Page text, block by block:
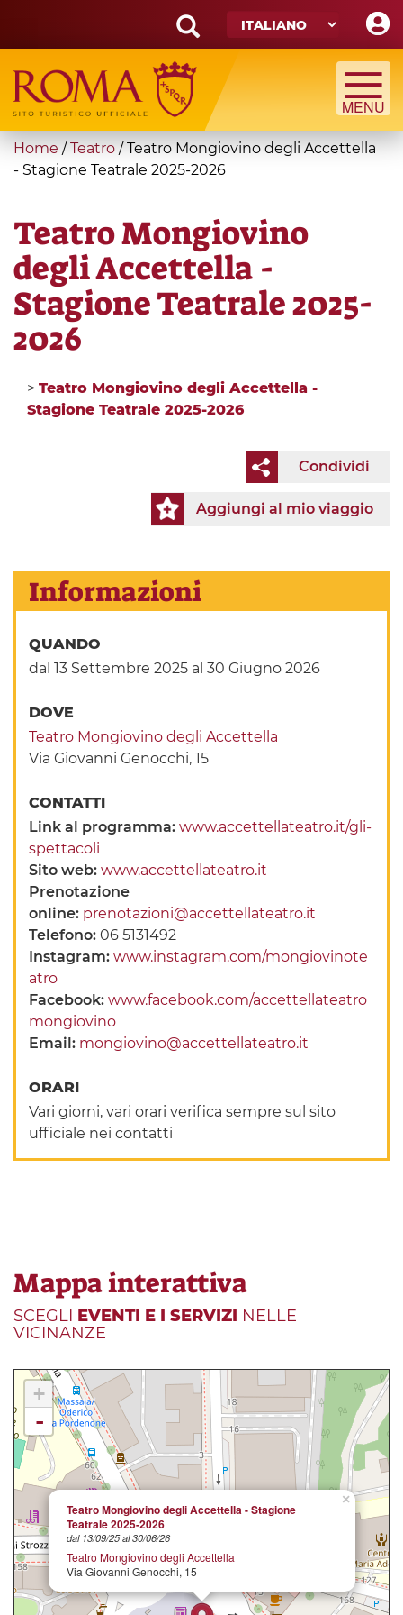
main
content
Search
form
Cerca
You
are
Home / Teatro /Teatro Mongiovino degli Accettella
- Stagione Teatrale 2025-2026
Teatro Mongiovino
degli Accettella -
Stagione Teatrale 2025-
2026
> Teatro Mongiovino degli Accettella -
Stagione Teatrale 2025-2026
Condividi
Aggiungi al mio viaggio
Informazioni
QUANDO
dal 13 Settembre 2025 al 30 Giugno 2026
DOVE
Teatro Mongiovino degli Accettella
Via Giovanni Genocchi, 15
CONTATTI
Link al programma:www.accettellateatro.it/gli-
spettacoli
Sito web:www.accettellateatro.it
Prenotazione
online: prenotazioni@accettellateatro.it
Telefono:06 5131492
Instagram:www.instagram.com/mongiovinote
atro
Facebook:www.facebook.com/accettellateatro
mongiovino
Email: mongiovino@accettellateatro.it
ORARI
Vari giorni, vari orari verifica sempre sul sito
ufficiale nei contatti
Mappa interattiva
SCEGLI EVENTI E I SERVIZI NELLE
VICINANZE
×
Teatro Mongiovino degli Accettella - Stagione
Teatrale 2025-2026
dal 13/09/25 al 30/06/26
Teatro Mongiovino degli Accettella
Via Giovanni Genocchi, 15
+
-